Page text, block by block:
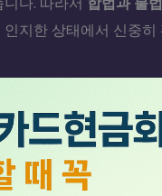
인지한 상태에서 신중히